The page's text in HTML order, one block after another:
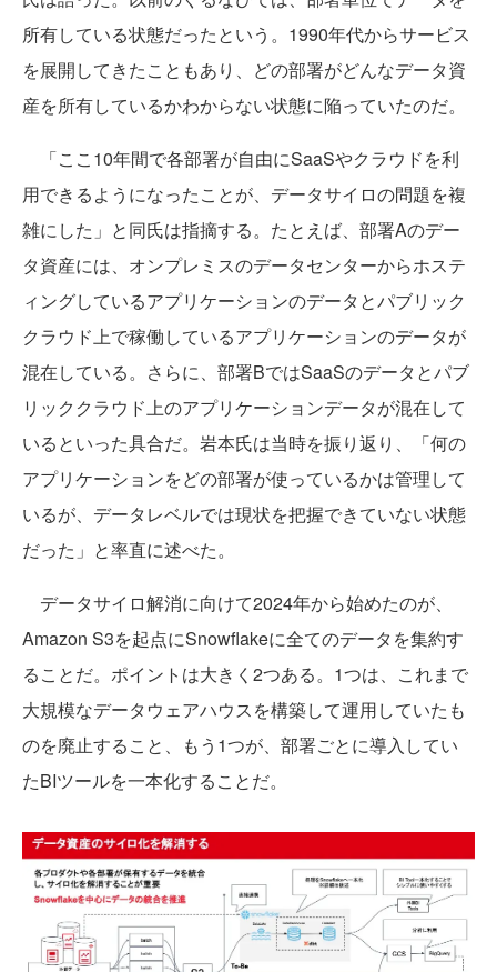
所有している状態だったという。1990年代からサービス
を展開してきたこともあり、どの部署がどんなデータ資
産を所有しているかわからない状態に陥っていたのだ。
「ここ10年間で各部署が自由にSaaSやクラウドを利
用できるようになったことが、データサイロの問題を複
雑にした」と同氏は指摘する。たとえば、部署Aのデー
タ資産には、オンプレミスのデータセンターからホステ
ィングしているアプリケーションのデータとパブリック
クラウド上で稼働しているアプリケーションのデータが
混在している。さらに、部署BではSaaSのデータとパブ
リッククラウド上のアプリケーションデータが混在して
いるといった具合だ。岩本氏は当時を振り返り、「何の
アプリケーションをどの部署が使っているかは管理して
いるが、データレベルでは現状を把握できていない状態
だった」と率直に述べた。
データサイロ解消に向けて2024年から始めたのが、
Amazon S3を起点にSnowflakeに全てのデータを集約す
ることだ。ポイントは大きく2つある。1つは、これまで
大規模なデータウェアハウスを構築して運用していたも
のを廃止すること、もう1つが、部署ごとに導入してい
たBIツールを一本化することだ。